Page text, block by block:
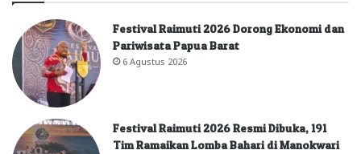
Festival Raimuti 2026 Dorong Ekonomi dan
Pariwisata Papua Barat
6 Agustus 2026
Festival Raimuti 2026 Resmi Dibuka, 191
Tim Ramaikan Lomba Bahari di Manokwari